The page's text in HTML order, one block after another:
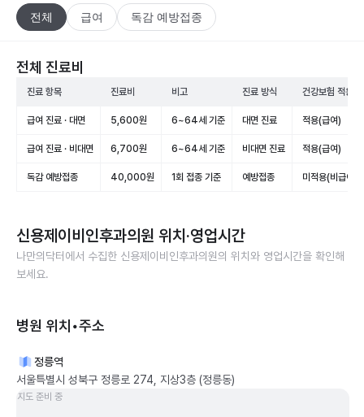
전체 급여 독감 예방접종
전체 진료비
진료 항목 진료비 비고 진료 방식 건강보험 적용
급여 진료 · 대면 5,600원 6~64세 기준 대면 진료 적용(급여)
급여 진료 · 비대면 6,700원 6~64세 기준 비대면 진료 적용(급여)
독감 예방접종 40,000원 1회 접종 기준 예방접종 미적용(비급여)
신용제이비인후과의원 위치·영업시간
나만의닥터에서 수집한 신용제이비인후과의원의 위치와 영업시간을 확인해
보세요.
병원 위치•주소
정릉역
서울특별시 성북구 정릉로 274, 지상3층 (정릉동)
지도 준비 중